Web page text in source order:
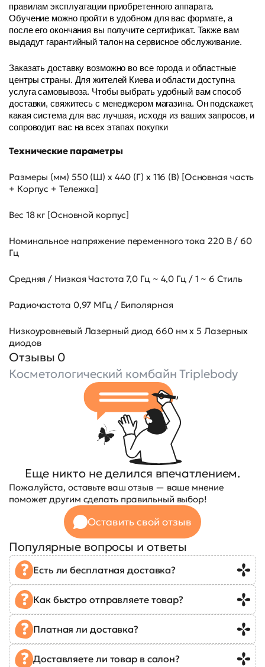
правилам эксплуатации приобретенного аппарата.
Обучение можно пройти в удобном для вас формате, а
после его окончания вы получите сертификат. Также вам
выдадут гарантийный талон на сервисное обслуживание.
Заказать доставку возможно во все города и областные
центры страны. Для жителей Киева и области доступна
услуга самовывоза. Чтобы выбрать удобный вам способ
доставки, свяжитесь с менеджером магазина. Он подскажет,
какая система для вас лучшая, исходя из ваших запросов, и
сопроводит вас на всех этапах покупки
Технические параметры
Размеры (мм) 550 (Ш) x 440 (Г) x 116 (В) [Основная часть
+ Корпус + Тележка]
Вес 18 кг [Основной корпус]
Номинальное напряжение переменного тока 220 В / 60
Гц
Средняя / Низкая Частота 7,0 Гц ~ 4,0 Гц / 1 ~ 6 Стиль
Радиочастота 0,97 МГц / Биполярная
Низкоуровневый Лазерный диод 660 нм x 5 Лазерных
диодов
Отзывы 0
Косметологический комбайн Triplebody
Еще никто не делился впечатлением.
Пожалуйста, оставьте ваш отзыв — ваше мнение
поможет другим сделать правильный выбор!
Оставить свой отзыв
Популярные вопросы и ответы
Есть ли бесплатная доставка?
Как быстро отправляете товар?
Платная ли доставка?
Доставляете ли товар в салон?